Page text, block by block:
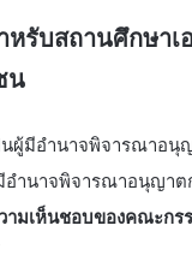
รับสถานศึกษาเ
น
นผู้มีอำนาจพิจารณาอนุ
อำนาจพิจารณาอนุญา
มเห็นชอบของคณะกรร